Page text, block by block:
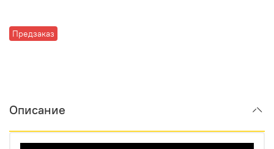
Предзаказ
Описание